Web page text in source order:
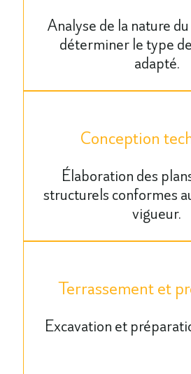
Analyse de la nature
déterminer le type
adapté.
Conception
Élaboration des
structurels conformes
vigueur.
Terrassement et
Excavation et